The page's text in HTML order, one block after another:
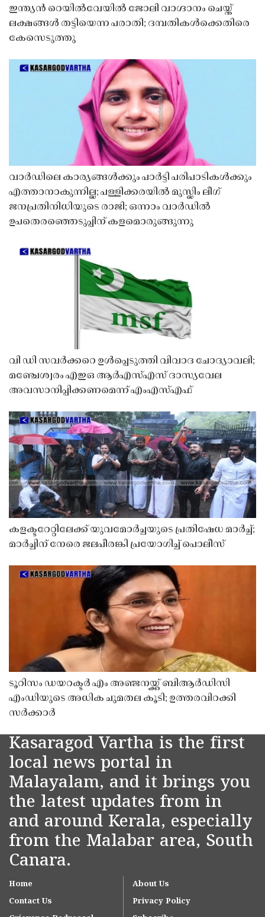
ഇന്ത്യൻ റെയിൽവേയിൽ ജോലി വാഗ്ദാനം ചെയ്ത്
ലക്ഷങ്ങൾ തട്ടിയെന്ന പരാതി; ദമ്പതികൾക്കെതിരെ
കേസെടുത്തു
വാർഡിലെ കാര്യങ്ങൾക്കും പാർട്ടി പരിപാടികൾക്കും
എത്താനാകുന്നില്ല; പള്ളിക്കരയിൽ മുസ്ലിം ലീഗ്
ജനപ്രതിനിധിയുടെ രാജി; ഒന്നാം വാർഡിൽ
ഉപതെരഞ്ഞെടുപ്പിന് കളമൊരുങ്ങുന്നു
വി ഡി സവർക്കറെ ഉൾപ്പെടുത്തി വിവാദ ചോദ്യാവലി;
മഞ്ചേശ്വരം എഇഒ ആർഎസ്എസ് ദാസ്യവേല
അവസാനിപ്പിക്കണമെന്ന് എംഎസ്എഫ്
കളക്ടറേറ്റിലേക്ക് യുവമോർച്ചയുടെ പ്രതിഷേധ മാർച്ച്;
മാർച്ചിന് നേരെ ജലപീരങ്കി പ്രയോഗിച്ച് പൊലീസ്
ടൂറിസം ഡയറക്ടർ എം അഞ്ജനയ്ക്ക് ബിആർഡിസി
എംഡിയുടെ അധിക ചുമതല കൂടി; ഉത്തരവിറക്കി
സർക്കാർ
Kasaragod Vartha is the first
local news portal in
Malayalam, and it brings you
the latest updates from in
and around Kerala, especially
from the Malabar area, South
Canara.
Home
About Us
Contact Us
Privacy Policy